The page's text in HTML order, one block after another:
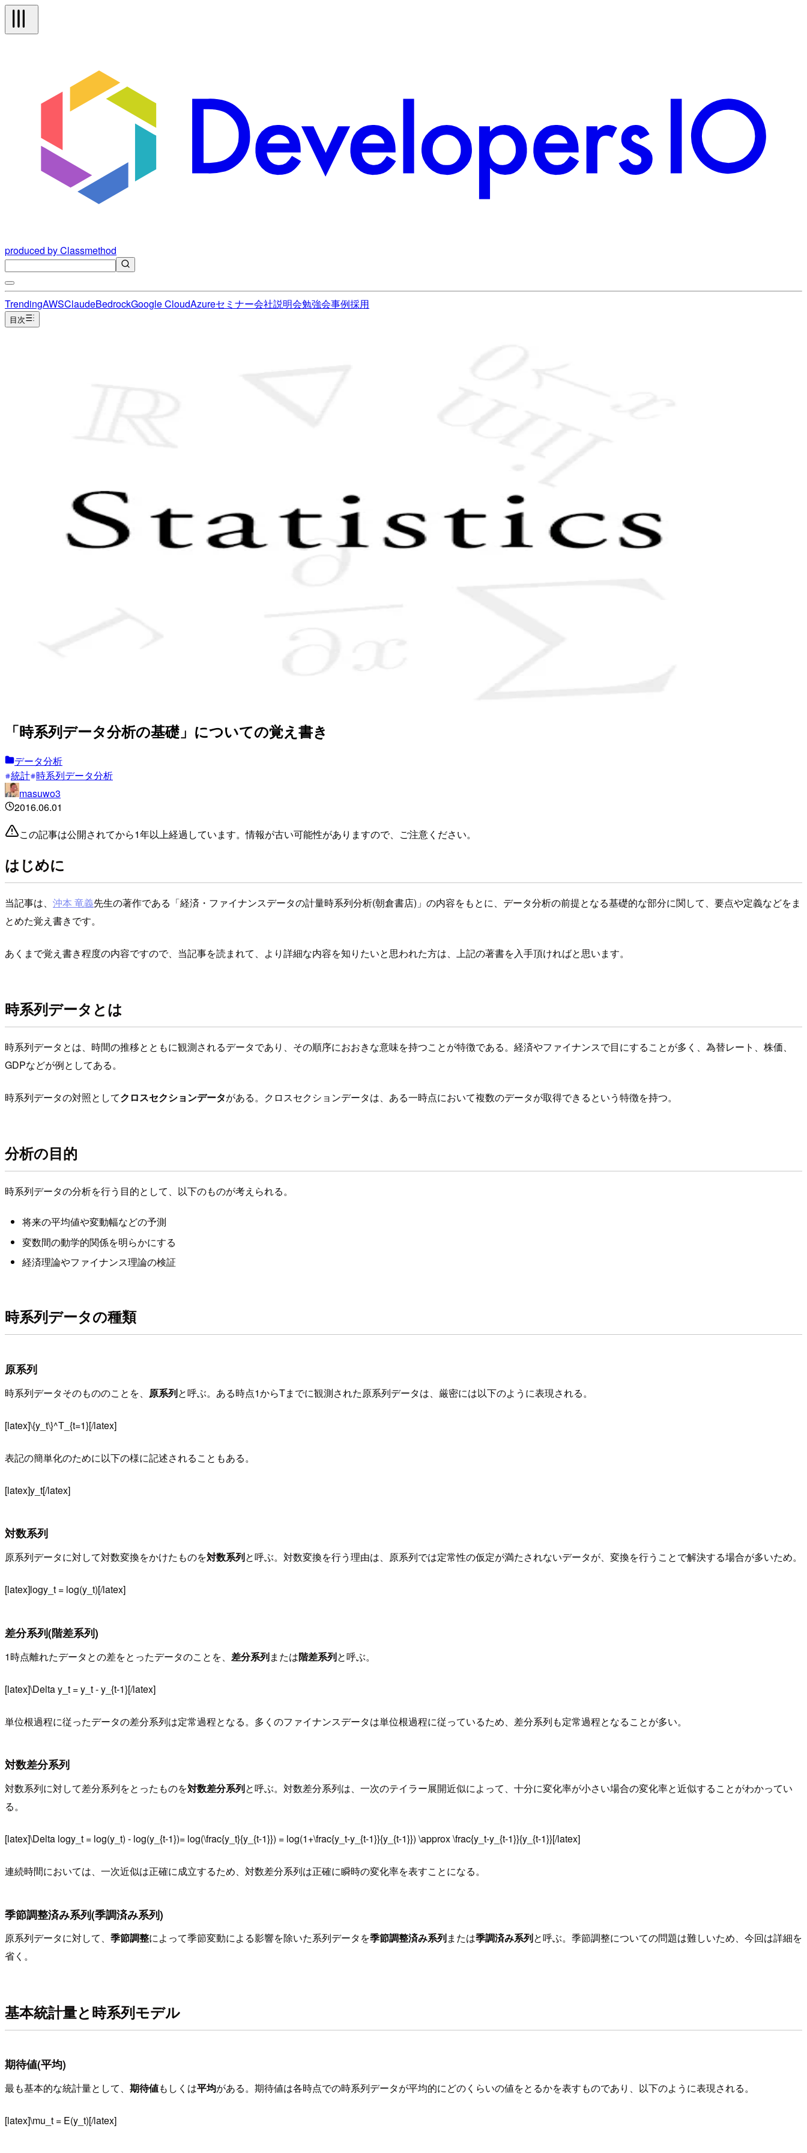
produced by Classmethod
TrendingAWSClaudeBedrockGoogle CloudAzureセミナー会社説明会勉強会事例採用
目次
「時系列データ分析の基礎」についての覚え書き
データ分析
統計 時系列データ分析
masuwo3
2016.06.01
この記事は公開されてから1年以上経過しています。情報が古い可能性がありますので、ご注意ください。
はじめに
当記事は、 沖本 竜義先生の著作である「経済・ファイナンスデータの計量時系列分析(朝倉書店)」の内容をもとに、データ分析の前提となる基礎的な部分に関して、要点や定義などをま
とめた覚え書きです。
あくまで覚え書き程度の内容ですので、当記事を読まれて、より詳細な内容を知りたいと思われた方は、上記の著書を入手頂ければと思います。
時系列データとは
時系列データとは、時間の推移とともに観測されるデータであり、その順序におおきな意味を持つことが特徴である。経済やファイナンスで目にすることが多く、為替レート、株価、
GDPなどが例としてある。
時系列データの対照としてクロスセクションデータがある。クロスセクションデータは、ある一時点において複数のデータが取得できるという特徴を持つ。
分析の目的
時系列データの分析を行う目的として、以下のものが考えられる。
将来の平均値や変動幅などの予測
変数間の動学的関係を明らかにする
経済理論やファイナンス理論の検証
時系列データの種類
原系列
時系列データそのもののことを、 原系列と呼ぶ。ある時点1からTまでに観測された原系列データは、厳密には以下のように表現される。
[latex]\{y_t\}^T_{t=1}[/latex]
表記の簡単化のために以下の様に記述されることもある。
[latex]y_t[/latex]
対数系列
原系列データに対して対数変換をかけたものを対数系列と呼ぶ。対数変換を行う理由は、原系列では定常性の仮定が満たされないデータが、変換を行うことで解決する場合が多いため。
[latex]logy_t = log(y_t)[/latex]
差分系列(階差系列)
1時点離れたデータとの差をとったデータのことを、 差分系列または階差系列と呼ぶ。
[latex]\Delta y_t = y_t - y_{t-1}[/latex]
単位根過程に従ったデータの差分系列は定常過程となる。多くのファイナンスデータは単位根過程に従っているため、差分系列も定常過程となることが多い。
対数差分系列
対数系列に対して差分系列をとったものを対数差分系列と呼ぶ。対数差分系列は、一次のテイラー展開近似によって、十分に変化率が小さい場合の変化率と近似することがわかってい
る。
[latex]\Delta logy_t = log(y_t) - log(y_{t-1})= log(\frac{y_t}{y_{t-1}}) = log(1+\frac{y_t-y_{t-1}}{y_{t-1}}) \approx \frac{y_t-y_{t-1}}{y_{t-1}}[/latex]
連続時間においては、一次近似は正確に成立するため、対数差分系列は正確に瞬時の変化率を表すことになる。
季節調整済み系列(季調済み系列)
原系列データに対して、 季節調整によって季節変動による影響を除いた系列データを季節調整済み系列または季調済み系列と呼ぶ。季節調整についての問題は難しいため、今回は詳細を
省く。
基本統計量と時系列モデル
期待値(平均)
最も基本的な統計量として、 期待値もしくは平均がある。期待値は各時点での時系列データが平均的にどのくらいの値をとるかを表すものであり、以下のように表現される。
[latex]\mu_t = E(y_t)[/latex]